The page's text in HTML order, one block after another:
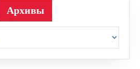
Архивы